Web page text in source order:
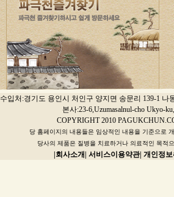
수입처:경기도 용인시 처인구 양지면 송문리 139-1 나
본사:23-6,Uzumasalnul-cho Ukyo-
COPYRIGHT 2010
당 홈페이지의 내용들은 임상적인 내용을 기준으로
당사의 제품은 질병을 치료하거나 의료적인 목적
|회사소개| 서비스이용약관| 개인정보